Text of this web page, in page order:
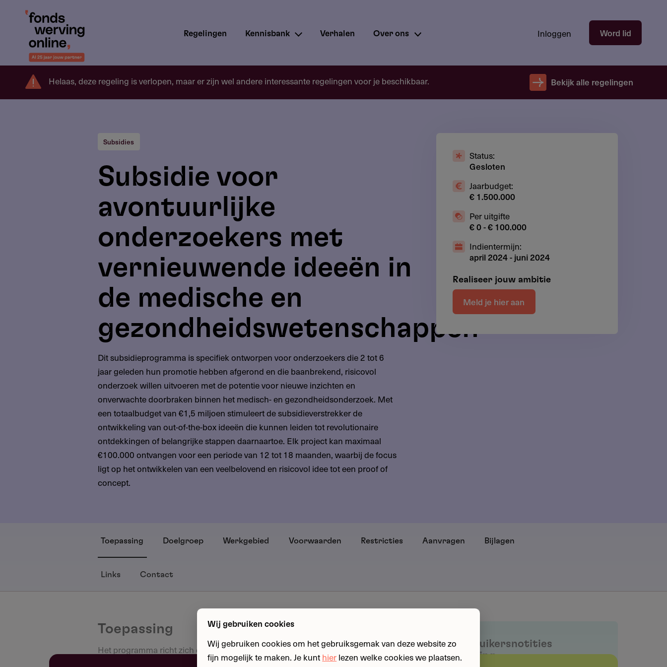
Overslaan
inhoud
HoofdnavigatieRegelingen Kennisbank Verhalen Over ons
Hoofdnavigatie
gebruikersectie
niet
ingelogd
Inloggen Word lid
Helaas, deze regeling is verlopen, maar er zijn wel andere interessante regelingen voor je beschikbaar. Bekijk alle regelingen
Subsidies
Subsidie voor
avontuurlijke
onderzoekers met
vernieuwende ideeën in
de medische en
gezondheidswetenschappen
Dit subsidieprogramma is specifiek ontworpen voor onderzoekers die 2 tot 6
jaar geleden hun promotie hebben afgerond en die baanbrekend, risicovol
onderzoek willen uitvoeren met de potentie voor nieuwe inzichten en
onverwachte doorbraken binnen het medisch- en gezondheidsonderzoek. Met
een totaalbudget van €1,5 miljoen stimuleert de subsidieverstrekker de
ontwikkeling van out-of-the-box ideeën die kunnen leiden tot revolutionaire
ontdekkingen of belangrijke stappen daarnaartoe. Elk project kan maximaal
€100.000 ontvangen voor een periode van 12 tot 18 maanden, waarbij de focus
ligt op het ontwikkelen van een veelbelovend en risicovol idee tot een proof of
concept.
Status:
Gesloten
Jaarbudget:
€ 1.500.000
Per uitgifte
€ 0 - € 100.000
Indientermijn:
april 2024- juni 2024
Realiseer jouw ambitie
Meld je hier aan
Toepassing Doelgroep Werkgebied Voorwaarden Restricties Aanvragen Bijlagen
Links Contact
Toepassing
Het programma richt zich op nieuwsgierigheidsgedreven, fundamenteel onderzoek
binnen het biomedisch- en gezondheidsveld. De projecten dienen een
Gebruikersnotities
regeling
Wij gebruiken cookies
Wij gebruiken cookies om het gebruiksgemak van deze website zo
fijn mogelijk te maken. Je kunt hier lezen welke cookies we plaatsen.